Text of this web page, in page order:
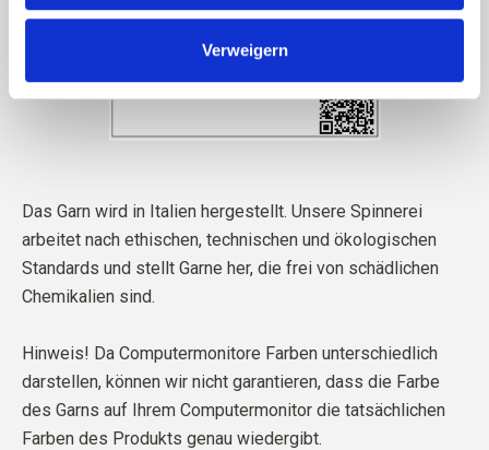
Verweigern
Das Garn wird in Italien hergestellt. Unsere Spinnerei
arbeitet nach ethischen, technischen und ökologischen
Standards und stellt Garne her, die frei von schädlichen
Chemikalien sind.
Hinweis! Da Computermonitore Farben unterschiedlich
darstellen, können wir nicht garantieren, dass die Farbe
des Garns auf Ihrem Computermonitor die tatsächlichen
Farben des Produkts genau wiedergibt.